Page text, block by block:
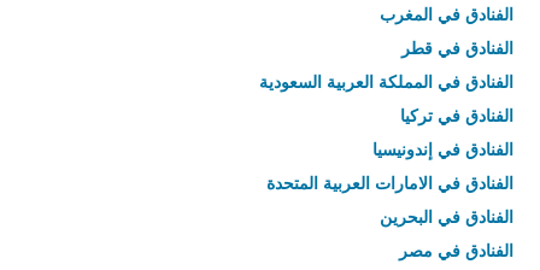
الفنادق في المغرب
الفنادق في قطر
الفنادق في المملكة العربية السعودية
الفنادق في تركيا
الفنادق في إندونيسيا
الفنادق في الامارات العربية المتحدة
الفنادق في البحرين
الفنادق في مصر